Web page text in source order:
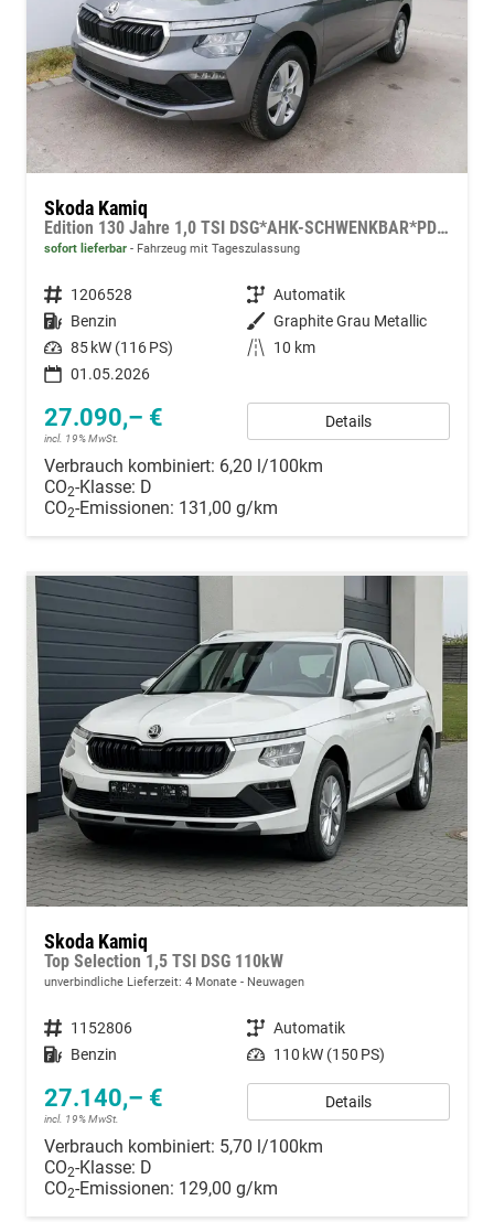
Skoda Kamiq
Edition 130 Jahre 1,0 TSI DSG*AHK-SCHWENKBAR*PDC-HI*KAMERA*LED*SHZ*TEMPOMAT
sofort lieferbar Fahrzeug mit Tageszulassung
Fahrzeugnummer 1206528 Getriebe Automatik
Kraftstoff Benzin Außenfarbe Graphite Grau Metallic
Leistung 85 kW (116 PS) Kilometerstand
10 km
01.05.2026
27.090,– €
incl. 19% MwSt.
Details
Verbrauch kombiniert: 6,20 l/100km
CO2-Klasse: D
CO2-Emissionen: 131,00 g/km
Skoda Kamiq
Top Selection 1,5 TSI DSG 110kW
unverbindliche Lieferzeit: 4 Monate Neuwagen
Fahrzeugnummer 1152806 Getriebe Automatik
Kraftstoff Benzin Leistung 110 kW (150 PS)
27.140,– €
incl. 19% MwSt.
Details
Verbrauch kombiniert: 5,70 l/100km
CO2-Klasse: D
CO2-Emissionen: 129,00 g/km